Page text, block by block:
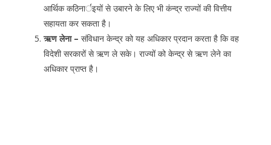
आर्थिक कठिनार्इयों से उबारने के लिए भी कंन्द्र राज्यों की वित्तीय
सहायता कर सकता है।
ऋण लेना – संविधान केन्द्र को यह अधिकार प्रदान करता है कि वह
विदेशी सरकारों से ऋण ले सके। राज्यों को केन्द्र से ऋण लेने का
अधिकार प्राप्त है।